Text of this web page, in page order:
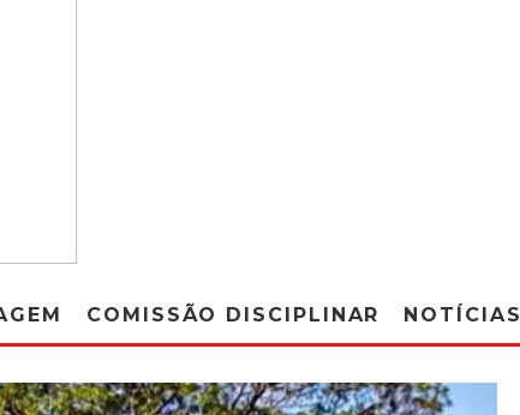
COMISSÃO DISCIPLINAR NOTÍCIAS